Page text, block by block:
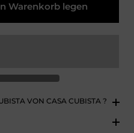
Warenkorb legen
VON CASA CUBISTA ?